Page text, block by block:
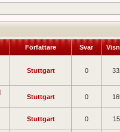
Författare Svar
Stuttgart 0
Stuttgart 0
Stuttgart 0